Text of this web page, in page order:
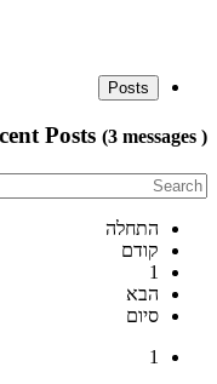
Posts
Posts (3 messages )
התחלה
קודם
1
הבא
סיום
1